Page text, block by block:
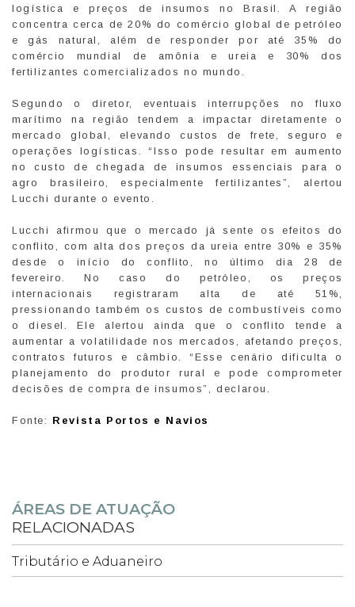
logística e preços de insumos no Brasil. A região
concentra cerca de 20% do comércio global de petróleo
e gás natural, além de responder por até 35% do
comércio mundial de amônia e ureia e 30% dos
fertilizantes comercializados no mundo.
Segundo o diretor, eventuais interrupções no fluxo
marítimo na região tendem a impactar diretamente o
mercado global, elevando custos de frete, seguro e
operações logísticas. “Isso pode resultar em aumento
no custo de chegada de insumos essenciais para o
agro brasileiro, especialmente fertilizantes”, alertou
Lucchi durante o evento.
Lucchi afirmou que o mercado já sente os efeitos do
conflito, com alta dos preços da ureia entre 30% e 35%
desde o início do conflito, no último dia 28 de
fevereiro. No caso do petróleo, os preços
internacionais registraram alta de até 51%,
pressionando também os custos de combustíveis como
o diesel. Ele alertou ainda que o conflito tende a
aumentar a volatilidade nos mercados, afetando preços,
contratos futuros e câmbio. “Esse cenário dificulta o
planejamento do produtor rural e pode comprometer
decisões de compra de insumos”, declarou.
Fonte: Revista Portos e Navios
ÁREAS DE ATUAÇÃO
RELACIONADAS
Tributário e Aduaneiro